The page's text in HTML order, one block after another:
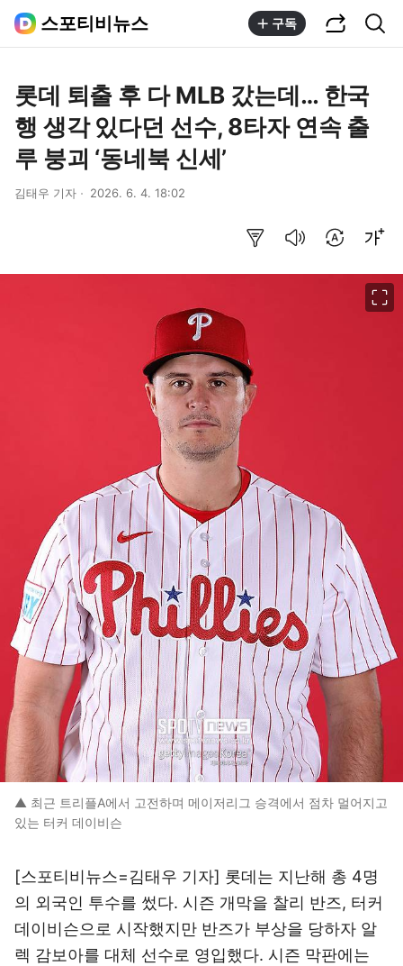
스포티비뉴스 구독
롯데 퇴출 후 다 MLB 갔는데… 한국
행 생각 있다던 선수, 8타자 연속 출
루 붕괴 ‘동네북 신세’
김태우 기자 2026. 6. 4. 18:02
▲ 최근 트리플A에서 고전하며 메이저리그 승격에서 점차 멀어지고
있는 터커 데이비슨
[스포티비뉴스=김태우 기자] 롯데는 지난해 총 4명
의 외국인 투수를 썼다. 시즌 개막을 찰리 반즈, 터커
데이비슨으로 시작했지만 반즈가 부상을 당하자 알
렉 감보아를 대체 선수로 영입했다. 시즌 막판에는